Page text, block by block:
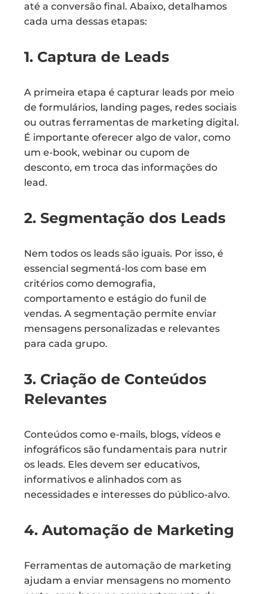
até a conversão final. Abaixo, detalhamos
cada uma dessas etapas:
1. Captura de Leads
A primeira etapa é capturar leads por meio
de formulários, landing pages, redes sociais
ou outras ferramentas de marketing digital.
É importante oferecer algo de valor, como
um e-book, webinar ou cupom de
desconto, em troca das informações do
lead.
2. Segmentação dos Leads
Nem todos os leads são iguais. Por isso, é
essencial segmentá-los com base em
critérios como demografia,
comportamento e estágio do funil de
vendas. A segmentação permite enviar
mensagens personalizadas e relevantes
para cada grupo.
3. Criação de Conteúdos
Relevantes
Conteúdos como e-mails, blogs, vídeos e
infográficos são fundamentais para nutrir
os leads. Eles devem ser educativos,
informativos e alinhados com as
necessidades e interesses do público-alvo.
4. Automação de Marketing
Ferramentas de automação de marketing
ajudam a enviar mensagens no momento